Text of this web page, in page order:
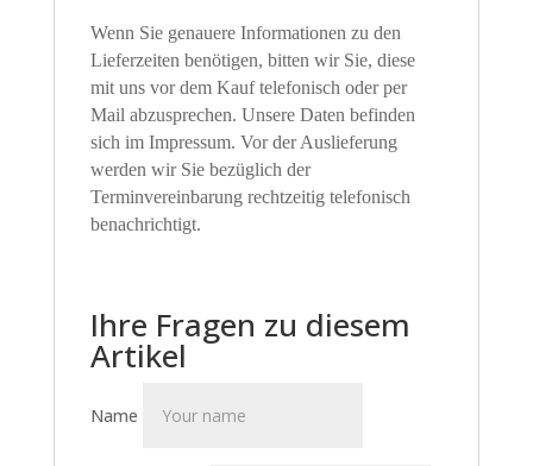
Wenn Sie genauere Informationen zu den
Lieferzeiten benötigen, bitten wir Sie, diese
mit uns vor dem Kauf telefonisch oder per
Mail abzusprechen. Unsere Daten befinden
sich im Impressum. Vor der Auslieferung
werden wir Sie bezüglich der
Terminvereinbarung rechtzeitig telefonisch
benachrichtigt.
Ihre Fragen zu diesem
Artikel
Name